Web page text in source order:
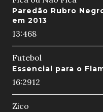
Paredão Rubro
em 2013
13:468
Futebol
Essencial para o
16:2912
Zico